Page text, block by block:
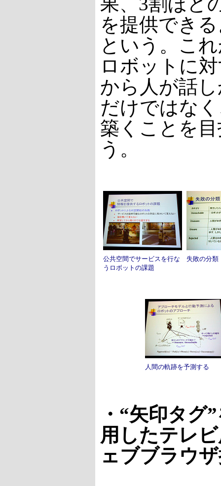
を提供でき
という。こ
ロボットに
から人が話
だけではな
築くことを
う。
公共空間でサービスを行な
うロボットの課題
失敗の分類
人間の軌跡を予測する
・“矢印タグ
用したテレ
ェブブラウ